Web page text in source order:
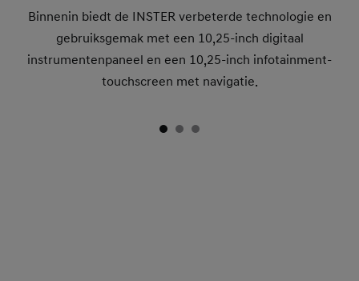
Binnenin biedt de INSTER verbeterde technologie en
gebruiksgemak met een 10,25-inch digitaal
instrumentenpaneel en een 10,25-inch infotainment-
touchscreen met navigatie.